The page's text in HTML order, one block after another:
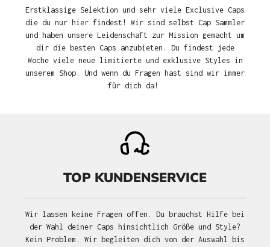
Erstklassige Selektion und sehr viele Exclusive Caps
die du nur hier findest! Wir sind selbst Cap Sammler
und haben unsere Leidenschaft zur Mission gemacht um
dir die besten Caps anzubieten. Du findest jede
Woche viele neue limitierte und exklusive Styles in
unserem Shop. Und wenn du Fragen hast sind wir immer
für dich da!
TOP KUNDENSERVICE
Wir lassen keine Fragen offen. Du brauchst Hilfe bei
der Wahl deiner Caps hinsichtlich Größe und Style?
Kein Problem. Wir begleiten dich von der Auswahl bis